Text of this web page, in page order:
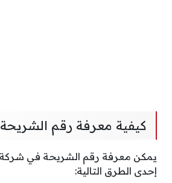
كيفية معرفة رقم الشريحة sim عمانتل
يمكن معرفة رقم الشريحة في شركة
إحدى الطرق التالية: